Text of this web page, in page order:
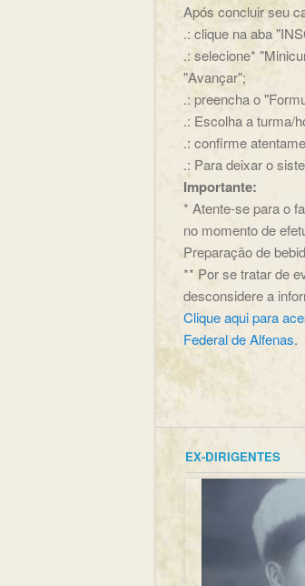
Após concluir seu
.: clique na aba
.: selecione*
"Avançar";
.: preencha o
.: Escolha a turma/
.: confirme
.: Para deixar o
Importante:
* Atente-se para o
no momento de
Preparação de
** Por se tratar de
desconsidere a
Clique aqui para
Federal de Alfenas.
EX-DIRIGENTES